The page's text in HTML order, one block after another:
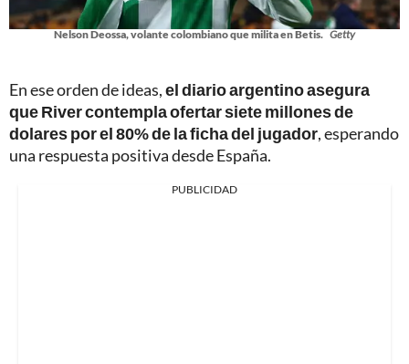
Nelson Deossa, volante colombiano que milita en Betis. Getty
En ese orden de ideas,el diario argentino asegura
que River contempla ofertar siete millones de
dolares por el 80% de la ficha del jugador, esperando
una respuesta positiva desde España.
PUBLICIDAD